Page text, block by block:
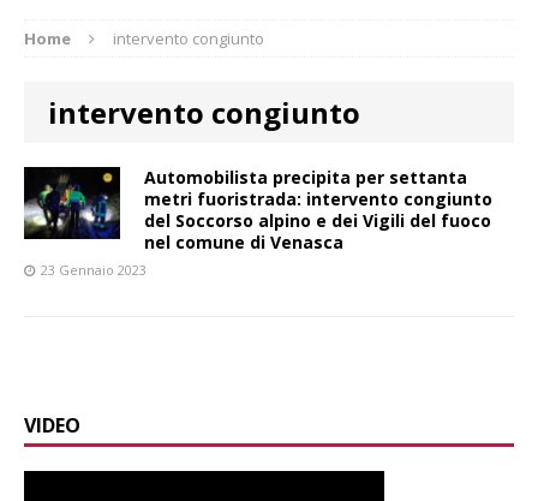
Home intervento congiunto
intervento congiunto
Automobilista precipita per settanta
metri fuoristrada: intervento congiunto
del Soccorso alpino e dei Vigili del fuoco
nel comune di Venasca
23 Gennaio 2023
VIDEO